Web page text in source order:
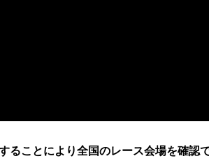
ることにより全国のレース会場を確認で